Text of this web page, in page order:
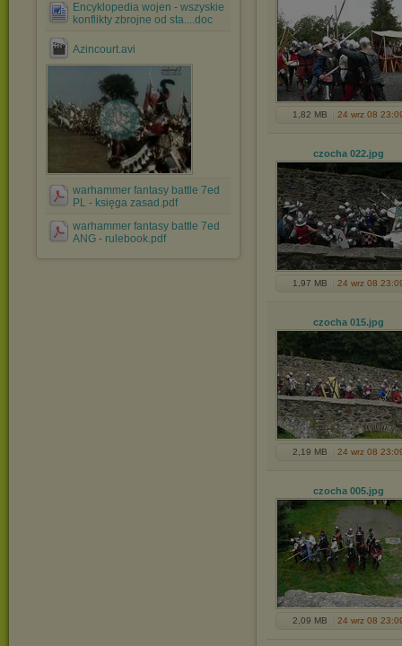
Encyklopedia wojen - wszyskie
konflikty zbrojne od sta....doc
Azincourt.avi
warhammer fantasy battle 7ed
PL - księga zasad.pdf
warhammer fantasy battle 7ed
ANG - rulebook.pdf
1,82 MB 24 wrz 08
czocha 022.jpg
1,97 MB 24 wrz 08
czocha 015.jpg
2,19 MB 24 wrz 08
czocha 005.jpg
2,09 MB 24 wrz 08